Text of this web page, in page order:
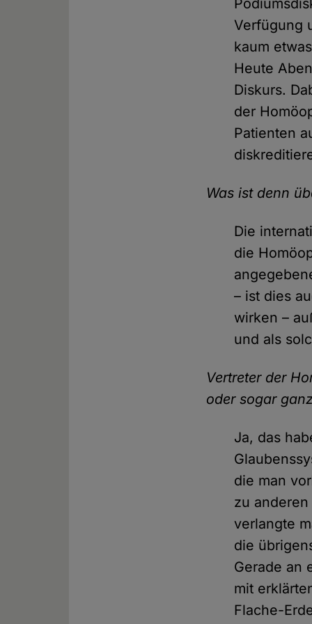
Verfügung
kaum
Heute
Diskurs.
der
Patienten
Was ist denn
Die
die
– ist dies
wirken –
und als
Vertreter der
oder sogar
Ja, das
die man
zu
verlangte
die
Gerade an
mit
Flache-